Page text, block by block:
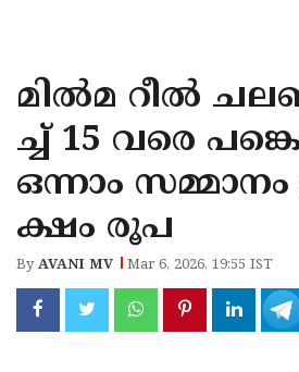
KANNUR
KASARAGOD
മിൽമ റീൽ
ച്ച് 15 വരെ
ഒന്നാം
ക്ഷം രൂപ
ByAVANI MV Mar 6, 2026, 19:55 IST